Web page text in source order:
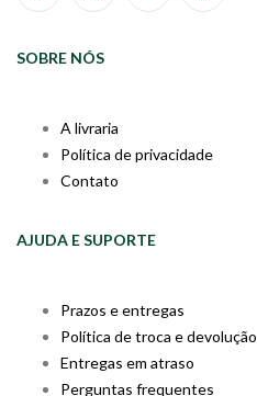
SOBRE NÓS
A livraria
Política de privacidade
Contato
AJUDA E SUPORTE
Prazos e entregas
Política de troca e devolução
Entregas em atraso
Perguntas frequentes